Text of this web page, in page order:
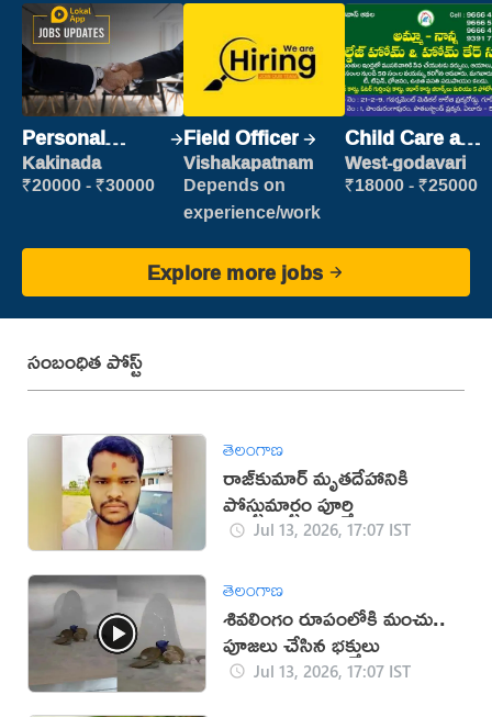
Personal
Assistant
Kakinada
₹20000 - ₹30000
Field Officer
Vishakapatnam
Depends on
experience/work
Child Care and
Patient care
West-godavari
₹18000 - ₹25000
Explore more jobs
సంబంధిత పోస్ట్
తెలంగాణ
రాజ్‌కుమార్‌ మృతదేహానికి
పోస్టుమార్టం పూర్తి
Jul 13, 2026, 17:07 IST
తెలంగాణ
శివలింగం రూపంలోకి మంచు..
పూజలు చేసిన భక్తులు
Jul 13, 2026, 17:07 IST